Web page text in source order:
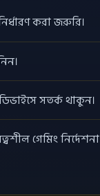
করা জরুরি।
সতর্ক থাকুন।
গেমিং নির্দেশনা